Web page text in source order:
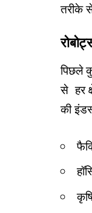
तरीके
पिछले
से हर
की